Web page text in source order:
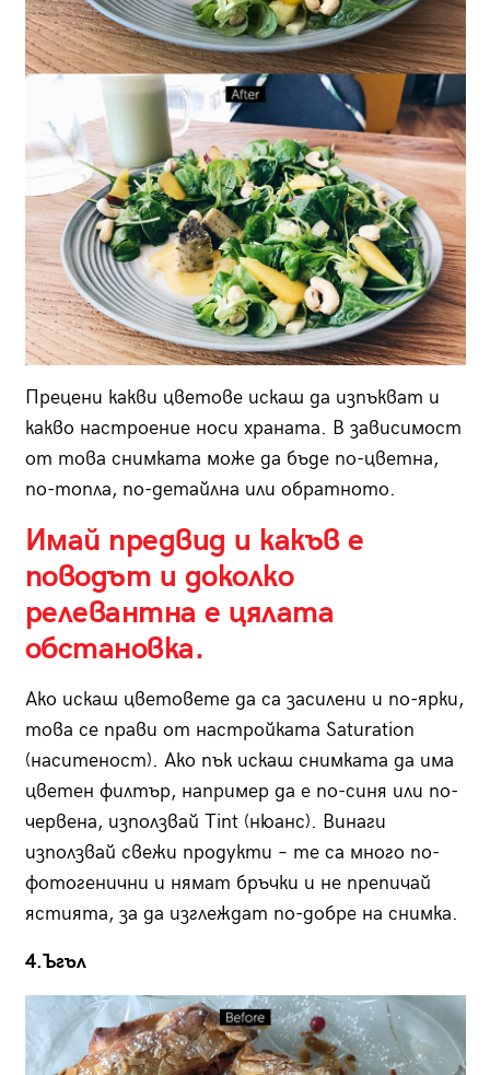
Прецени какви цветове искаш да изпъкват и
какво настроение носи храната. В зависимост
от това снимката може да бъде по-цветна,
по-топла, по-детайлна или обратното.
Имай предвид и какъв е
поводът и доколко
релевантна е цялата
обстановка.
Ако искаш цветовете да са засилени и по-ярки,
това се прави от настройката Saturation
(наситеност). Ако пък искаш снимката да има
цветен филтър, например да е по-синя или по-
червена, използвай Tint (нюанс). Винаги
използвай свежи продукти – те са много по-
фотогенични и нямат бръчки и не препичай
ястията, за да изглеждат по-добре на снимка.
4.Ъгъл